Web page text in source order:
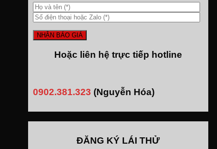
Hoặc liên hệ trực tiếp hotline
0902.381.323 (Nguyễn Hóa)
ĐĂNG KÝ LÁI THỬ